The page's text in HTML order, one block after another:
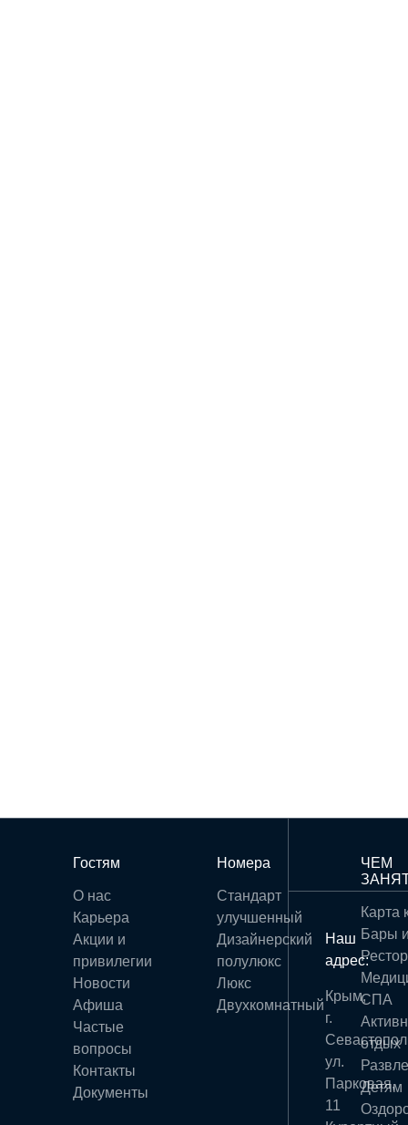
Гостям
О нас
Карьера
Акции и
привилегии
Новости
Афиша
Частые
вопросы
Контакты
Документы
Номера
Стандарт
улучшенный
Дизайнерский
полулюкс
Люкс
Двухкомнатный
ЧЕМ
Карта
Бары
СПА
отдых
Детям
Наш
адрес:
Крым,
г.
ул.
Парковая,
11